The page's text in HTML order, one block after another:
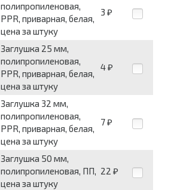
полипропиленовая,
PPR, приварная, белая,
цена за штуку
3 ₽
Заглушка 25 мм,
полипропиленовая,
PPR, приварная, белая,
цена за штуку
4 ₽
Заглушка 32 мм,
полипропиленовая,
PPR, приварная, белая,
цена за штуку
7 ₽
Заглушка 50 мм,
полипропиленовая, ПП,
цена за штуку
22 ₽